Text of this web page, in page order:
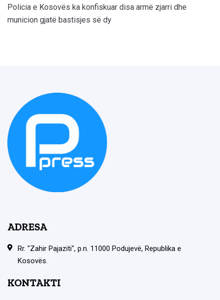
Policia e Kosovës ka konfiskuar disa armë zjarri dhe
municion gjatë bastisjes së dy
ADRESA
Rr. "Zahir Pajaziti", p.n. 11000 Podujevë, Republika e
Kosovës.
KONTAKTI